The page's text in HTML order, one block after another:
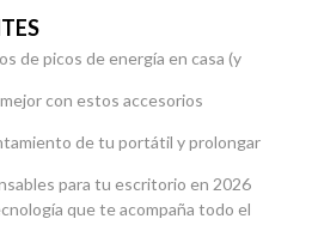
de picos de energía en casa (y
con estos accesorios
de tu portátil y prolongar
para tu escritorio en 2026
que te acompaña todo el